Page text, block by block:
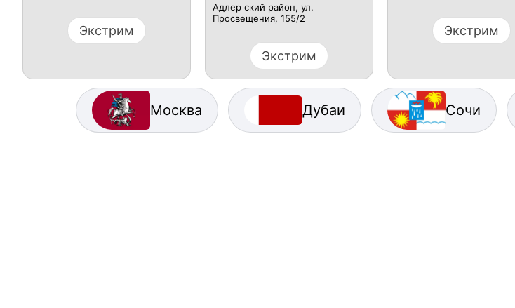
Экстрим
Адлер ский район, ​ул.
Просвещения, 155/2
Экстрим
Экстрим
Москва Дубаи Сочи